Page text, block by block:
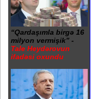
“Qardaşımla birgə 16
milyon vermişik” -
Tale Heydərovun
ifadəsi oxundu